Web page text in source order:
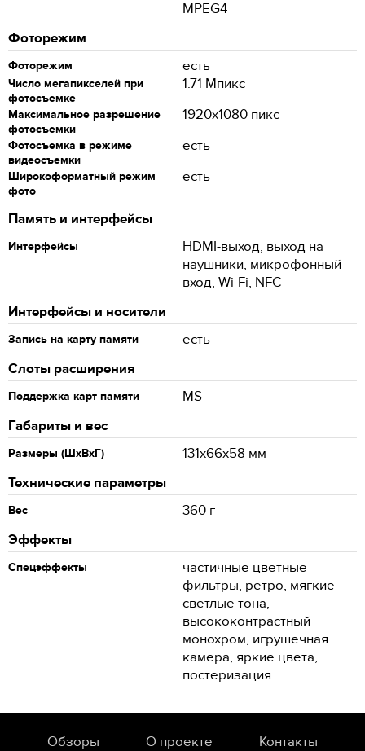
MPEG4
Фоторежим
Фоторежим есть
Число мегапикселей при
фотосъемке
1.71 Мпикс
Максимальное разрешение
фотосъемки
1920x1080 пикс
Фотосъемка в режиме
видеосъемки
есть
Широкоформатный режим
фото
есть
Память и интерфейсы
Интерфейсы
HDMI-выход, выход на
наушники, микрофонный
вход, Wi-Fi, NFC
Интерфейсы и носители
Запись на карту памяти
есть
Слоты расширения
Поддержка карт памяти
MS
Габариты и вес
Размеры (ШхВхГ)
131x66x58 мм
Технические параметры
Вес
360 г
Эффекты
Спецэффекты
частичные цветные
фильтры, ретро, мягкие
светлые тона,
высококонтрастный
монохром, игрушечная
камера, яркие цвета,
постеризация
Обзоры О проекте Контакты